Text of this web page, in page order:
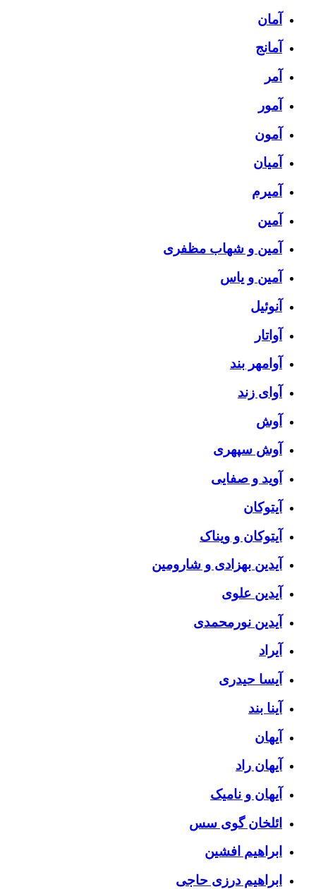
آمان
آمانج
آمر
آمور
آمون
آمیان
آمیرم
آمین
آمین و شهاب مظفری
آمین و یاس
آنوئیل
آواتار
آوامهر بند
آوای زند
آوش
آوش سپهری
آوید و صفایی
آیتوکان
آیتوکان و ویناک
آیدین بهزادی و شارومین
آیدین علوی
آیدین نورمحمدی
آیراد
آیسا حیدری
آینا بند
آیهان
آیهان راد
آیهان و نامیک
ائلخان گوی سس
ابراهیم افشین
ابراهیم درزی حاجی